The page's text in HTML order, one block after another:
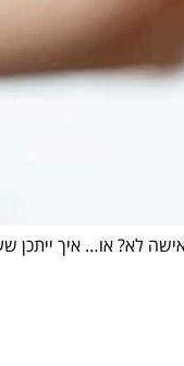
לא? או… איך